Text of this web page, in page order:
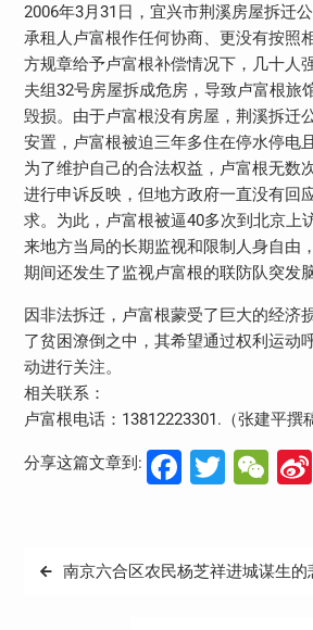
2006年3月31日，宜兴市荆溪房屋拆迁
承租人卢富根作任何协商、更没有按照
方规章给予卢富根补偿情况下，几十人
夫组32号房屋拆成危房，导致卢富根旅
毁损。由于卢富根没有房屋，荆溪拆迁
安置，卢富根被迫三年多住在停水停电
为了维护自己的合法权益，卢富根无数
进行申诉反映，但地方政府一直没有回
求。为此，卢富根被逼40多次到北京上
来地方当局的长期监视和限制人身自由
期间还发生了监视卢富根的联防队突发
因非法拆迁，卢富根蒙受了巨大的经济
了贫困潦倒之中，其希望通过权利运动
动进行关注。
相关联系：
卢富根电话：13812223301.（张建平撰
分享这篇文章到:
文
南京六合区农民杨芝祥进城谋生的